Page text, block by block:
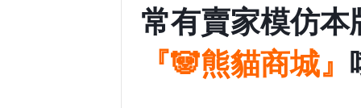
常有賣家模仿
『🐼熊貓商城』